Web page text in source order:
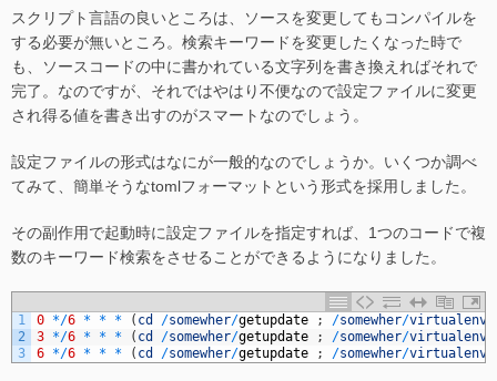
スクリプト言語の良いところは、ソースを変更してもコンパイルを
する必要が無いところ。検索キーワードを変更したくなった時で
も、ソースコードの中に書かれている文字列を書き換えればそれで
完了。なのですが、それではやはり不便なので設定ファイルに変更
され得る値を書き出すのがスマートなのでしょう。
設定ファイルの形式はなにが一般的なのでしょうか。いくつか調べ
てみて、簡単そうなtomlフォーマットという形式を採用しました。
その副作用で起動時に設定ファイルを指定すれば、1つのコードで複
数のキーワード検索をさせることができるようになりました。
1
2
3
0 */6 * * * ( cd /somewher/getupdate ; /somewher/virtualenv
3 */6 * * * ( cd /somewher/getupdate ; /somewher/virtualenv
6 */6 * * * ( cd /somewher/getupdate ; /somewher/virtualenv